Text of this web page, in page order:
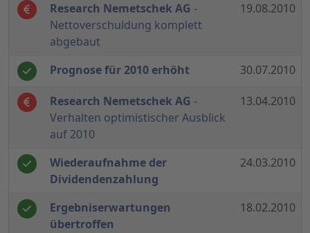
Research Nemetschek AG -
Nettoverschuldung komplett
abgebaut
19.08.2010
Prognose für 2010 erhöht 30.07.2010
Research Nemetschek AG -
Verhalten optimistischer Ausblick
auf 2010
13.04.2010
Wiederaufnahme der
Dividendenzahlung
24.03.2010
Ergebniserwartungen
übertroffen
18.02.2010